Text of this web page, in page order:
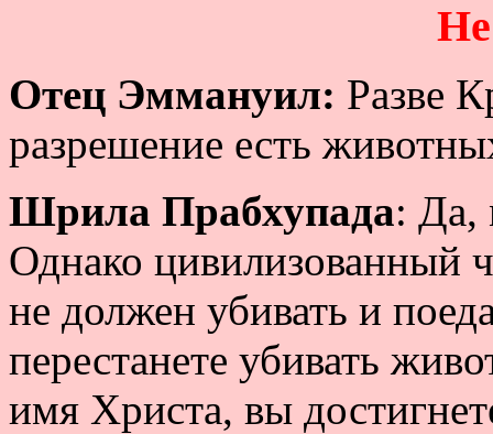
Отец Эммануил: Разве
разрешение есть
Шрила Прабхупада: Да,
Однако цивилизованный
не должен убивать и
перестанете убивать
имя Христа, вы